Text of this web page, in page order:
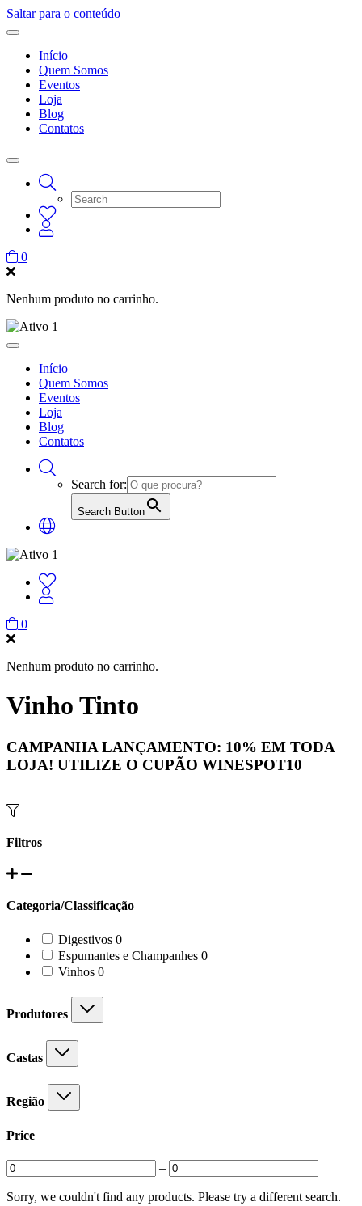
Saltar para o conteúdo
Início
Quem Somos
Eventos
Loja
Blog
Contatos
0
Nenhum produto no carrinho.
Início
Quem Somos
Eventos
Loja
Blog
Contatos
Search for:
Search Button
0
Nenhum produto no carrinho.
Vinho Tinto
CAMPANHA LANÇAMENTO: 10% EM TODA
LOJA! UTILIZE O CUPÃO WINESPOT10
Filtros
Categoria/Classificação
Digestivos 00
products
Espumantes e Champanhes 00
Vinhos 00
Produtores
Castas
Região
Price
–
Sorry, we couldn't find any products. Please try a different search.